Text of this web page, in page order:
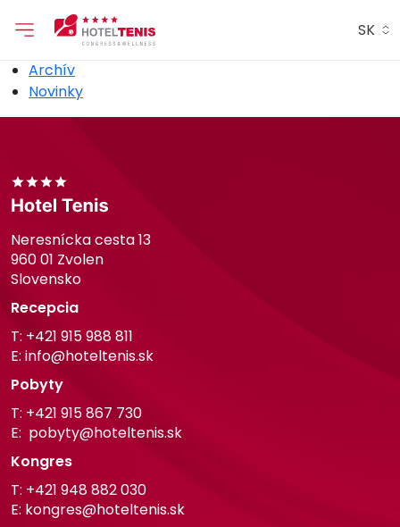
SK
Archív
Novinky
Neresnícka cesta 13
960 01 Zvolen
Slovensko
Recepcia
T: +421 915 988 811
E: info@hoteltenis.sk
Pobyty
T: +421 915 867 730
E: pobyty@hoteltenis.sk
Kongres
T: +421 948 882 030
E: kongres@hoteltenis.sk